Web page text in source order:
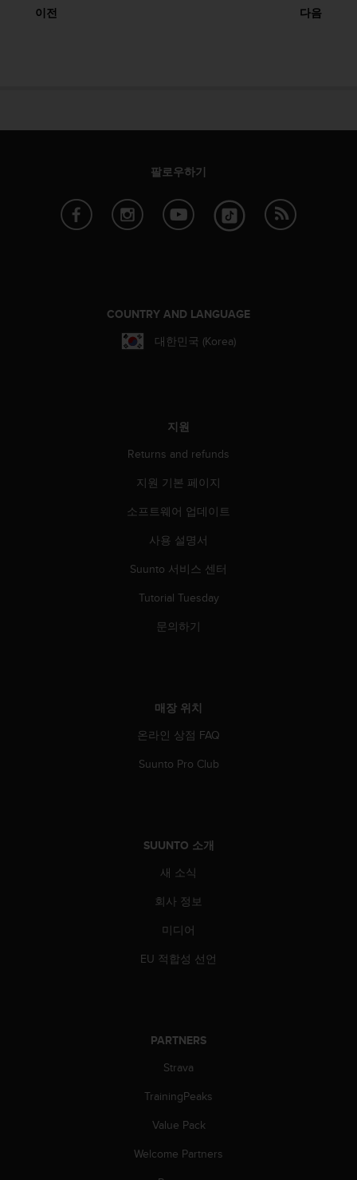
이전 다음
팔로우하기
COUNTRY AND LANGUAGE
대한민국 (Korea)
지원
Returns and refunds
지원 기본 페이지
소프트웨어 업데이트
사용 설명서
Suunto 서비스 센터
Tutorial Tuesday
문의하기
매장 위치
온라인 상점 FAQ
Suunto Pro Club
SUUNTO 소개
새 소식
회사 정보
미디어
EU 적합성 선언
PARTNERS
Strava
TrainingPeaks
Value Pack
Welcome Partners